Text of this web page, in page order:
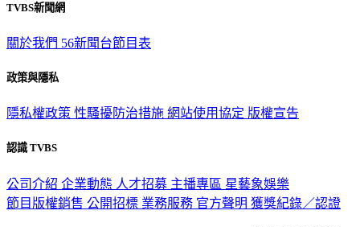
TVBS新聞網
關於我們 56新聞台節目表
政策與隱私
隱私權政策 性騷擾防治措施 網站使用協定 版權宣告
認識 TVBS
公司介紹 企業動態 人才招募 主播專區 星藝象娛樂
節目版權銷售 公開招標 業務服務 官方聲明 獲獎紀錄／認證